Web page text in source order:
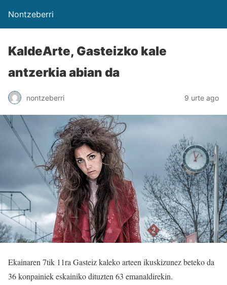
Nontzeberri
KaldeArte, Gasteizko kale
antzerkia abian da
nontzeberri 9 urte ago
Ekainaren 7tik 11ra Gasteiz kaleko arteen ikuskizunez beteko da
36 konpainiek eskainiko dituzten 63 emanaldirekin.